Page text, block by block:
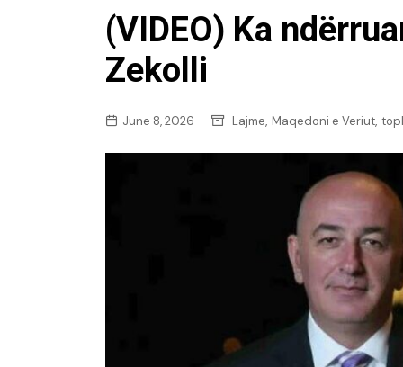
KOSOVË
SHQIPËRI
BOTË
(VIDEO) Ka
Zekolli
June 8, 2026 Lajme, Maqedoni e Veriut,